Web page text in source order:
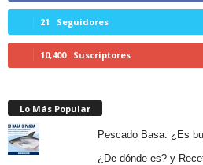
21 Seguidores
10,400 Suscriptores
Lo Más Popular
Pescado Basa: ¿Es
¿De dónde es? y